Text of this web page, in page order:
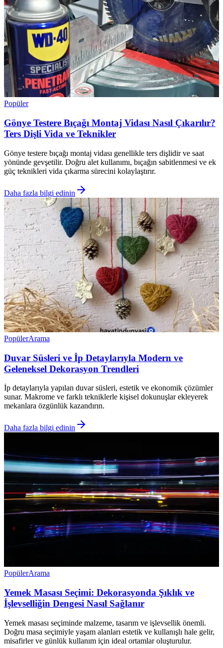
Popüler
Gönye Testere Bıçağı Montaj Vidası Nasıl Çıkarılır?
Ters Dişli Vida ve Teknikler
Gönye testere bıçağı montaj vidası genellikle ters dişlidir ve saat
yönünde gevşetilir. Doğru alet kullanımı, bıçağın sabitlenmesi ve ek
güç teknikleri vida çıkarma sürecini kolaylaştırır.
Daha fazla bilgi edinin
PopülerArama
Duvar Süsleri ve İp Detaylarıyla Modern ve
Geleneksel Dekorasyon Trendleri
İp detaylarıyla yapılan duvar süsleri, estetik ve ekonomik çözümler
sunar. Makrome ve farklı tekniklerle kişisel dokunuşlar ekleyerek
mekanlara özgünlük kazandırın.
Daha fazla bilgi edinin
PopülerArama
Yemek Masası Seçimi: Dekorasyonda Şıklık ve
İşlevselliğin Dengesi Nasıl Sağlanır
Yemek masası seçiminde malzeme, tasarım ve işlevsellik önemli.
Doğru masa seçimiyle yaşam alanları estetik ve kullanışlı hale gelir,
misafirler ve günlük kullanım için ideal ortamlar oluşturulur.